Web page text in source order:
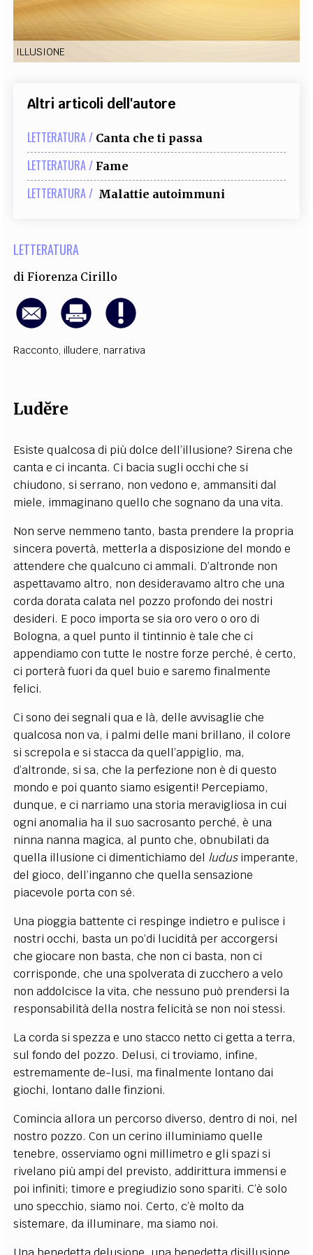
EXTRA
CODICI RUBRICHE LIBRI PROCEEDINGS PUBBLICITÀ CONTATTI
ILLUSIONE
Altri articoli dell'autore
LETTERATURA / Canta che ti passa
LETTERATURA / Fame
LETTERATURA / Malattie autoimmuni
LETTERATURA
diFiorenza Cirillo
Racconto, illudere, narrativa
Ludĕre
Esiste qualcosa di più dolce dell’illusione? Sirena che
canta e ci incanta. Ci bacia sugli occhi che si
chiudono, si serrano, non vedono e, ammansiti dal
miele, immaginano quello che sognano da una vita.
Non serve nemmeno tanto, basta prendere la propria
sincera povertà, metterla a disposizione del mondo e
attendere che qualcuno ci ammali. D’altronde non
aspettavamo altro, non desideravamo altro che una
corda dorata calata nel pozzo profondo dei nostri
desideri. E poco importa se sia oro vero o oro di
Bologna, a quel punto il tintinnio è tale che ci
appendiamo con tutte le nostre forze perché, è certo,
ci porterà fuori da quel buio e saremo finalmente
felici.
Ci sono dei segnali qua e là, delle avvisaglie che
qualcosa non va, i palmi delle mani brillano, il colore
si screpola e si stacca da quell’appiglio, ma,
d’altronde, si sa, che la perfezione non è di questo
mondo e poi quanto siamo esigenti! Percepiamo,
dunque, e ci narriamo una storia meravigliosa in cui
ogni anomalia ha il suo sacrosanto perché, è una
ninna nanna magica, al punto che, obnubilati da
quella illusione ci dimentichiamo del ludusimperante,
del gioco, dell’inganno che quella sensazione
piacevole porta con sé.
Una pioggia battente ci respinge indietro e pulisce i
nostri occhi, basta un po’di lucidità per accorgersi
che giocare non basta, che non ci basta, non ci
corrisponde, che una spolverata di zucchero a velo
non addolcisce la vita, che nessuno può prendersi la
responsabilità della nostra felicità se non noi stessi.
La corda si spezza e uno stacco netto ci getta a terra,
sul fondo del pozzo. Delusi, ci troviamo, infine,
estremamente de-lusi, ma finalmente lontano dai
giochi, lontano dalle finzioni.
Comincia allora un percorso diverso, dentro di noi, nel
nostro pozzo. Con un cerino illuminiamo quelle
tenebre, osserviamo ogni millimetro e gli spazi si
rivelano più ampi del previsto, addirittura immensi e
poi infiniti; timore e pregiudizio sono spariti. C’è solo
uno specchio, siamo noi. Certo, c’è molto da
sistemare, da illuminare, ma siamo noi.